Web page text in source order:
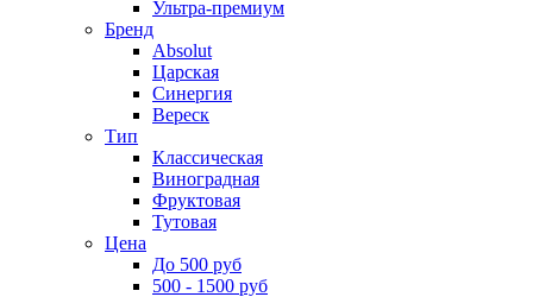
Ультра-премиум
Бренд
Absolut
Царская
Синергия
Вереск
Тип
Классическая
Виноградная
Фруктовая
Тутовая
Цена
До 500 руб
500 - 1500 руб